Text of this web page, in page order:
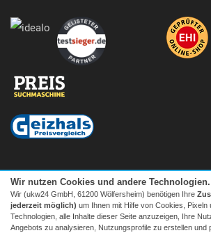
Wir nutzen Cookies und andere Technologien.
Wir (ukw24 GmbH, 61200 Wölfersheim) benötigen Ihre
jederzeit möglich) um Ihnen mit Hilfe von Cookies, Pixeln
Technologien, alle Inhalte dieser Seite anzuzeigen, Ihre
Angebots zu analysieren, Nutzungsprofile zu erstellen und